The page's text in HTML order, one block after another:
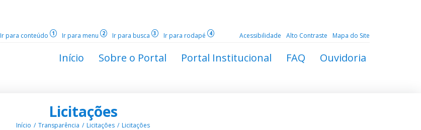
Ir para conteúdo 1 Ir para menu 2 Ir para busca 3 Ir para rodapé 4 Acessibilidade Alto Contraste Mapa do Site
Início Sobre o Portal Portal Institucional FAQ Ouvidoria
Licitações
Início Transparência Licitações Licitações